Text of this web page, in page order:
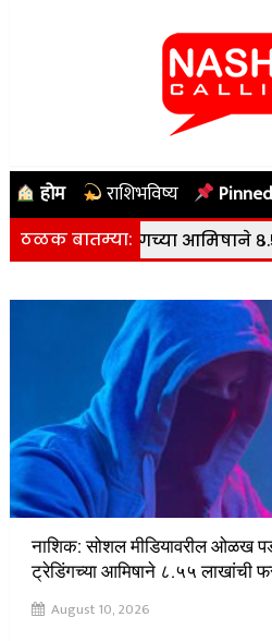
होम राशिभविष्य
ठळक बातम्या:
ट्रेडिंगच्या आमिषाने ८.५५
नाशिक: सोशल मीडियावरील ओळख
ट्रेडिंगच्या आमिषाने ८.५५ लाखांची
August 10, 2026